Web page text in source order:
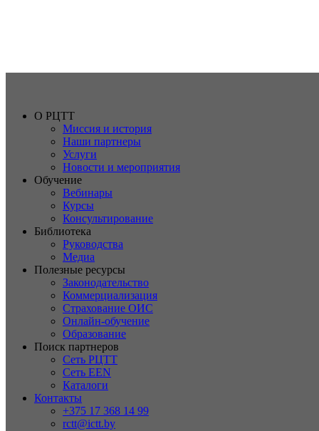
О РЦТТ
Миссия и история
Наши партнеры
Услуги
Новости и мероприятия
Обучение
Вебинары
Курсы
Консультирование
Библиотека
Руководства
Медиа
Полезные ресурсы
Законодательство
Коммерциализация
Страхование ОИС
Онлайн-обучение
Образование
Поиск партнеров
Сеть РЦТТ
Сеть EEN
Каталоги
Контакты
+375 17 368 14 99
rctt@ictt.by